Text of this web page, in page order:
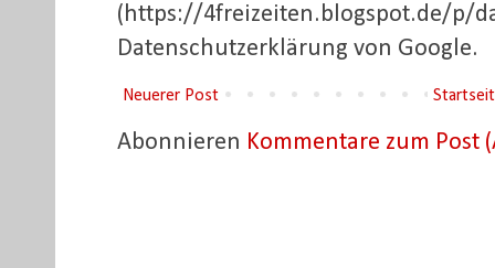
(https://4freizeiten.blogspot.de/p/
Datenschutzerklärung von Google.
Neuerer Post
Abonnieren Kommentare zum Post